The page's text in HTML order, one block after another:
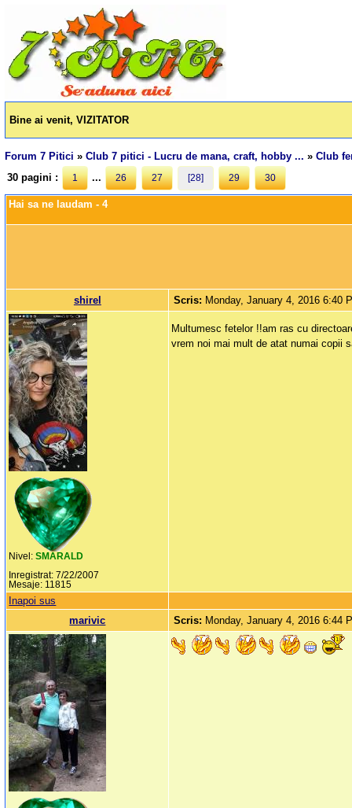
Bine ai venit, VIZITATOR
Forum 7 Pitici »Club 7 pitici - Lucru de mana, craft, hobby ... »Club
30 pagini :
1 ... 26 27 [28] 29 30
Hai sa ne laudam - 4
shirel Scris: Monday, January 4, 2016 6:40
Nivel:SMARALD
Inregistrat: 7/22/2007
Mesaje: 11815
Multumesc fetelor !!am ras cu
vrem noi mai mult de atat numai copii
Inapoi sus
marivic
Scris: Monday, January 4, 2016 6:44